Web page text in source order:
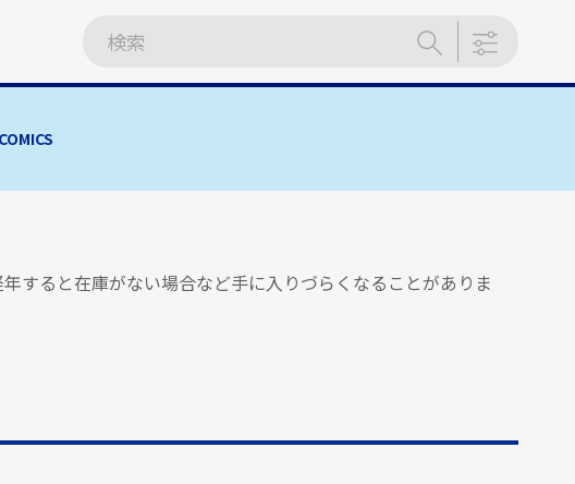
すると在庫がない場合など手に入りづらくなることがありま